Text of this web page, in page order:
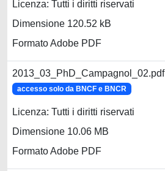
Licenza: Tutti i diritti riservati
Dimensione 120.52 kB
Formato Adobe PDF
2013_03_PhD_Campagnol_02.pdf
accesso solo da BNCF e BNCR
Licenza: Tutti i diritti riservati
Dimensione 10.06 MB
Formato Adobe PDF